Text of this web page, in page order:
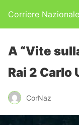
Corriere Nazionale
A “Vite
Rai 2 Carlo
CorNaz